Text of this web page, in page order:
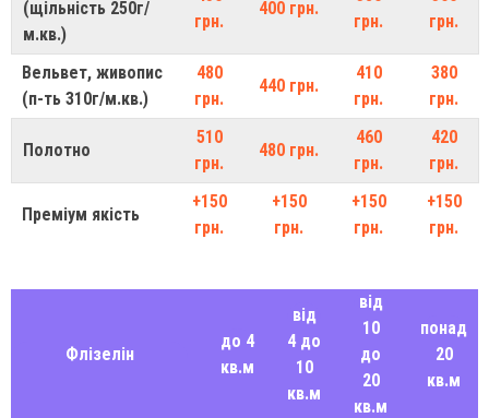
(щільність 250г/
м.кв.)
грн.
400 грн.
грн.
грн.
Вельвет, живопис
(п-ть 310г/м.кв.)
480
грн.
440 грн.
410
грн.
380
грн.
Полотно
510
грн.
480 грн.
460
грн.
420
грн.
Преміум якість
+150
грн.
+150
грн.
+150
грн.
+150
грн.
Флізелін
до 4
кв.м
від
4 до
10
кв.м
від
10
до
20
кв.м
понад
20
кв.м